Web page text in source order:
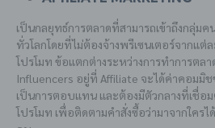
เป็นกลยุทธ์การตลาดที่สามารถเข้าถึงกลุ่มค
ทั่วโลกโดยที่ไม่ต้องจ้างพรีเซนเตอร์จากแ
โปรโมท ข้อแตกต่างระหว่างการทำการตล
Influencers อยู่ที่ Affiliate จะได้ค่าคอมมิช
เป็นการตอบแทน และต้องมีตัวกลางที่เชื่อ
โปรโมท เพื่อติดตามคำสั่งซื้อว่ามาจากใครไ